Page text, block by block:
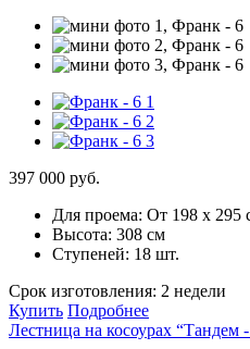
397 000 руб.
Для проема: От 198 х 295
Высота: 308 см
Ступеней: 18 шт.
Срок изготовления: 2 недели
Купить Подробнее
Лестница на косоурах “Тандем